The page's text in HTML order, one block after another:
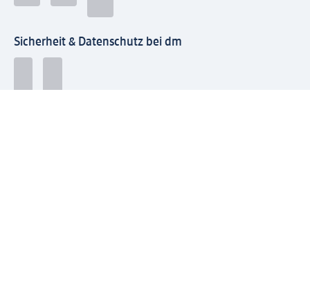
Sicherheit & Datenschutz bei dm